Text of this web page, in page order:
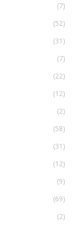
(7)
(52)
(31)
(7)
(22)
(12)
(2)
(58)
(31)
(12)
(9)
(69)
(2)